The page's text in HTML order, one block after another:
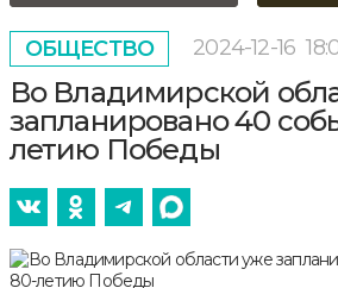
ОБЩЕСТВО 2024-12-16
Во Владимирской
запланировано 40
летию Победы